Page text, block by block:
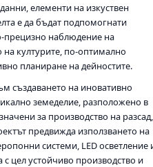
елементи на изкуствен
е да бъдат подпомогнати
прецизно наблюдение на
на културите, по-оптимално
планиране на дейностите.
създаването на иновативно
земеделие, разположено в
за производство на разсад,
предвижда използването на
системи, LED осветление
цел устойчиво производство и